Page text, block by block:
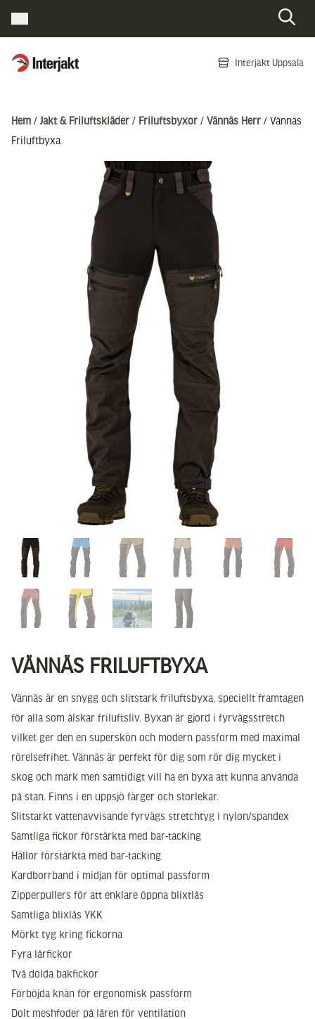
Interjakt SE Interjakt Uppsala
Hem / Jakt & Friluftskläder / Friluftsbyxor / Vännäs Herr / Vännäs
Friluftbyxa
VÄNNÄS FRILUFTBYXA
Vännäs är en snygg och slitstark friluftsbyxa, speciellt framtagen
för alla som älskar friluftsliv. Byxan är gjord i fyrvägsstretch
vilket ger den en superskön och modern passform med maximal
rörelsefrihet. Vännäs är perfekt för dig som rör dig mycket i
skog och mark men samtidigt vill ha en byxa att kunna använda
på stan. Finns i en uppsjö färger och storlekar.
Slitstarkt vattenavvisande fyrvägs stretchtyg i nylon/spandex
Samtliga fickor förstärkta med bar-tacking
Hällor förstärkta med bar-tacking
Kardborrband i midjan för optimal passform
Zipperpullers för att enklare öppna blixtlås
Samtliga blixlås YKK
Mörkt tyg kring fickorna
Fyra lårfickor
Två dolda bakfickor
Förböjda knän för ergonomisk passform
Dolt meshfoder på låren för ventilation